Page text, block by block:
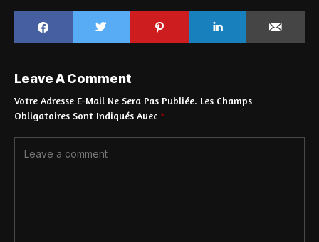
Leave A Comment
Votre Adresse E-Mail Ne Sera Pas Publiée. Les Champs
Obligatoires Sont Indiqués Avec *